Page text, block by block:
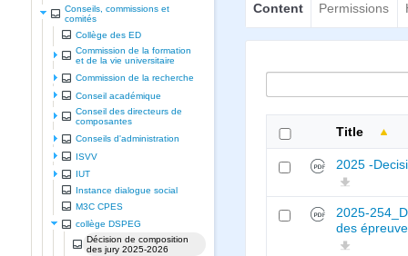
Conseils, commissions et
comités
Collège des ED
Commission de la formation
et de la vie universitaire
Commission de la recherche
Conseil académique
Conseil des directeurs de
composantes
Conseils d'administration
ISVV
IUT
Instance dialogue social
M3C CPES
collège DSPEG
Décision de composition
des jury 2025-2026
Content Permissions
Title
2025 -
2025-
des